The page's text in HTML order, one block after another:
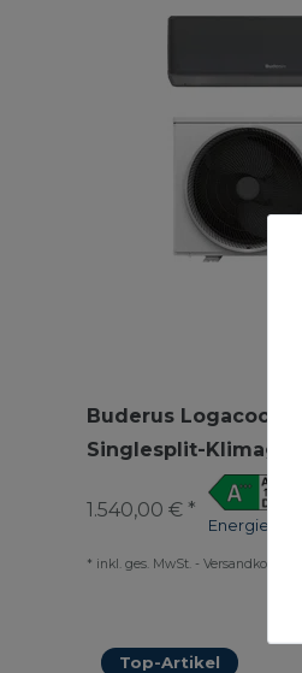
Buderus Logacool
Singlesplit-
Energielabel
1.540,00 € *
* inkl. ges. MwSt. -
Top-Artikel